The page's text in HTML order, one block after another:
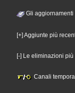
Gli aggiornamenti
[+] Aggiunte più
[-] Le eliminazioni più
Canali